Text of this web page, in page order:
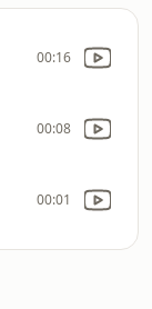
00:16
00:08
00:01